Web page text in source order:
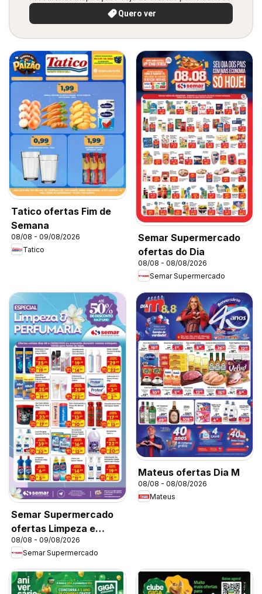
Quero ver
Tatico ofertas Fim de
Semana
08/08 - 09/08/2026
Tatico
Semar Supermercado
ofertas do Dia
08/08 - 08/08/2026
Semar Supermercado
Semar Supermercado
ofertas Limpeza e
Perfumaria
08/08 - 09/08/2026
Semar Supermercado
Mateus ofertas Dia M
08/08 - 08/08/2026
Mateus